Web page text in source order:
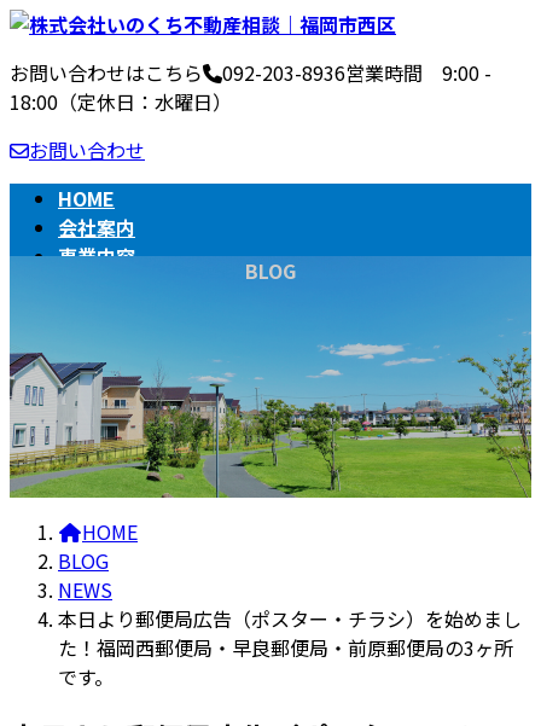
コ
テ
ン
ツ
へ
ッ
ナ
ゲ
ー
シ
ョ
移
お問い合わせはこちら 092-203-8936営業時間 9:00 -
18:00（定休日：水曜日）
お問い合わせ
HOME
会社案内
事業内容
BLOG
HOME
BLOG
NEWS
本日より郵便局広告（ポスター・チラシ）を始めまし
た！福岡西郵便局・早良郵便局・前原郵便局の3ヶ所
です。